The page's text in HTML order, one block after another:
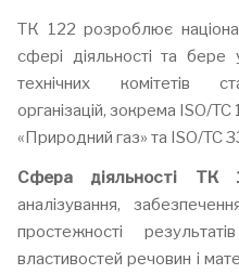
ТК 122 розроблює
сфері діяльності та бере
технічних комітетів
організацій, зокрема ISO/
«Природний газ» та ISO/TC
Сфера діяльності ТК
аналізування,
простежності
властивостей речовин і